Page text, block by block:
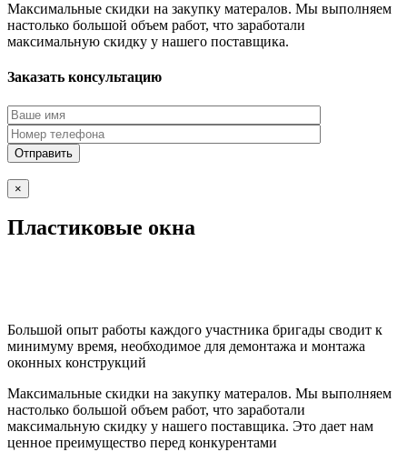
Максимальные скидки на закупку матералов. Мы выполняем
настолько большой объем работ, что заработали
максимальную скидку у нашего поставщика.
Заказать консультацию
×
Пластиковые окна
Большой опыт работы каждого участника бригады сводит к
минимуму время, необходимое для демонтажа и монтажа
оконных конструкций
Максимальные скидки на закупку матералов. Мы выполняем
настолько большой объем работ, что заработали
максимальную скидку у нашего поставщика. Это дает нам
ценное преимущество перед конкурентами